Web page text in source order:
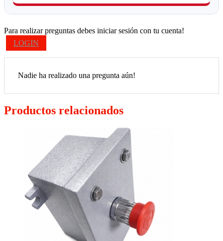
Para realizar preguntas debes iniciar sesión con tu cuenta!
LOGIN
Nadie ha realizado una pregunta aún!
Productos relacionados